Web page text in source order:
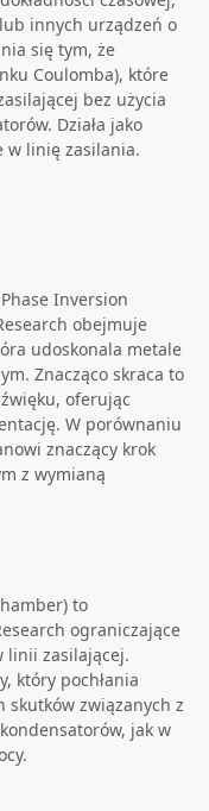
innych urządzeń o
się tym, że
Coulomba), które
bez użycia
Działa jako
w linię zasilania.
Inversion
obejmuje
udoskonala metale
Znacząco skraca to
oferując
W porównaniu
znaczący krok
z wymianą
to
ograniczające
linii zasilającej.
który pochłania
skutków związanych z
jak w